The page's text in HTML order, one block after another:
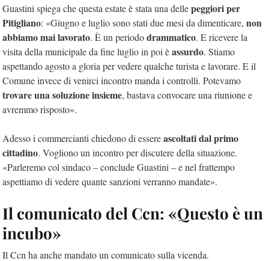
Guastini spiega che questa estate è stata una dellepeggiori per
Pitigliano: «Giugno e luglio sono stati due mesi da dimenticare, non
abbiamo mai lavorato. È un periododrammatico. E ricevere la
visita della municipale da fine luglio in poi èassurdo. Stiamo
aspettando agosto a gloria per vedere qualche turista e lavorare. E il
Comune invece di venirci incontro manda i controlli. Potevamo
trovare una soluzione insieme, bastava convocare una riunione e
avremmo risposto».
Adesso i commercianti chiedono di essereascoltati dal primo
cittadino. Vogliono un incontro per discutere della situazione.
«Parleremo col sindaco – conclude Guastini – e nel frattempo
aspettiamo di vedere quante sanzioni verranno mandate».
Il comunicato del Ccn: «Questo è un
incubo»
Il Ccn ha anche mandato un comunicato sulla vicenda.